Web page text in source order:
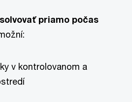
priamo počas
v kontrolovanom a